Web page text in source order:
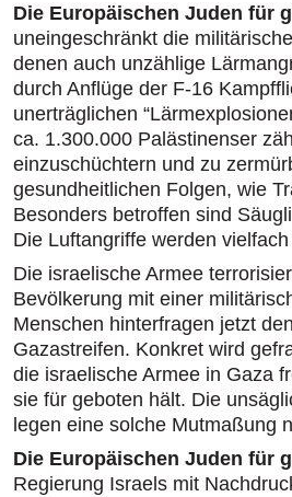
Die Europäischen Juden für
uneingeschränkt die
denen auch unzählige
durch Anflüge der F-16
unerträglichen
ca. 1.300.000 Palästinenser
einzuschüchtern und zu
gesundheitlichen Folgen, wie
Besonders betroffen sind
Die Luftangriffe werden
Die israelische Armee
Bevölkerung mit einer
Menschen hinterfragen jetzt
Gazastreifen. Konkret wird
die israelische Armee in Gaza
sie für geboten hält. Die
legen eine solche Mutmaßung
Die Europäischen Juden für
Regierung Israels mit